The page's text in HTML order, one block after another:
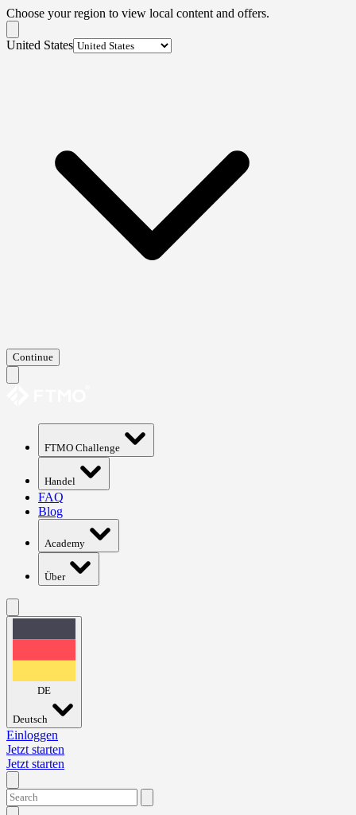
Choose your region to view local content and offers.
United States
Continue
FTMO Challenge
Handel
FAQ
Blog
Academy
Über
DE
Deutsch
Einloggen
Jetzt starten
Jetzt starten